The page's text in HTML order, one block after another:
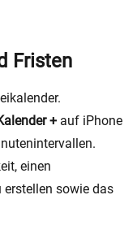
Fristen
+ auf iPhone
einen
erstellen sowie das